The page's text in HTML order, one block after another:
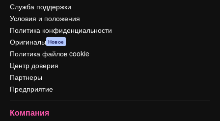
Служба поддержки
Условия и положения
Политика конфиденциальности
Оригиналы Новое
Политика файлов cookie
Центр доверия
Партнеры
Предприятие
Компания